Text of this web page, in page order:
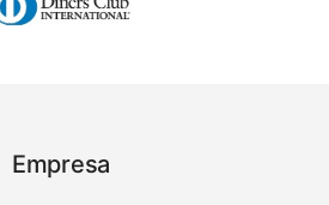
Empresa